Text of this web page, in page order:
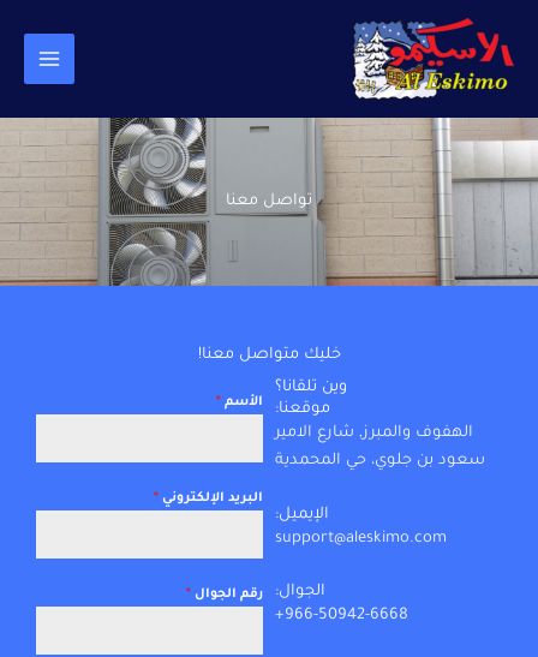
المحتوى
تواصل معنا
خليك متواصل معنا!
وين تلقانا؟
موقعنا:
الهفوف والمبرز, شارع الامير
سعود بن جلوي، حي المحمدية
الإيميل:
support@aleskimo.com
الجوال:
966-50942-6668+
الأسم*
البريد الإلكتروني*
رقم الجوال*